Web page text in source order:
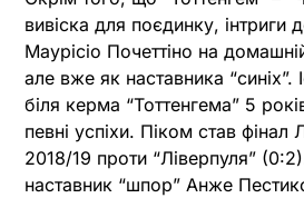
вивіска для поєдинку, інтриги
Маурісіо Почеттіно на
але вже як наставника “синіх”.
біля керма “Тоттенгема” 5
певні успіхи. Піком став фінал
2018/19 проти “Ліверпуля”
наставник “шпор” Анже